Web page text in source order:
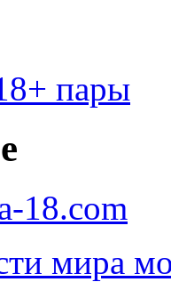
пары
18.com
мира